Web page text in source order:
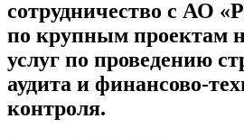
сотрудничество с АО
по крупным проектам
услуг по проведению
аудита и финансово-
контроля.